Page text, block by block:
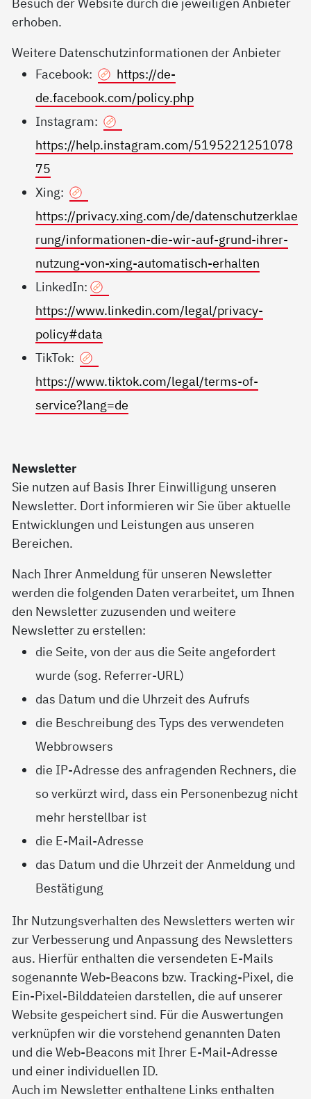
erhoben.
Weitere Datenschutzinformationen der Anbieter
Facebook:
https://de-
de.facebook.com/policy.php
Instagram:
https://help.instagram.com/5195221251078
75
Xing:
https://privacy.xing.com/de/datenschutzerklae
rung/informationen-die-wir-auf-grund-ihrer-
nutzung-von-xing-automatisch-erhalten
LinkedIn:
https://www.linkedin.com/legal/privacy-
policy#data
TikTok:
https://www.tiktok.com/legal/terms-of-
service?lang=de
Newsletter
Sie nutzen auf Basis Ihrer Einwilligung unseren
Newsletter. Dort informieren wir Sie über aktuelle
Entwicklungen und Leistungen aus unseren
Bereichen.
Nach Ihrer Anmeldung für unseren Newsletter
werden die folgenden Daten verarbeitet, um Ihnen
den Newsletter zuzusenden und weitere
Newsletter zu erstellen:
die Seite, von der aus die Seite angefordert
wurde (sog. Referrer-URL)
das Datum und die Uhrzeit des Aufrufs
die Beschreibung des Typs des verwendeten
Webbrowsers
die IP-Adresse des anfragenden Rechners, die
so verkürzt wird, dass ein Personenbezug nicht
mehr herstellbar ist
die E-Mail-Adresse
das Datum und die Uhrzeit der Anmeldung und
Bestätigung
Ihr Nutzungsverhalten des Newsletters werten wir
zur Verbesserung und Anpassung des Newsletters
aus. Hierfür enthalten die versendeten E-Mails
sogenannte Web-Beacons bzw. Tracking-Pixel, die
Ein-Pixel-Bilddateien darstellen, die auf unserer
Website gespeichert sind. Für die Auswertungen
verknüpfen wir die vorstehend genannten Daten
und die Web-Beacons mit Ihrer E-Mail-Adresse
und einer individuellen ID.
Auch im Newsletter enthaltene Links enthalten